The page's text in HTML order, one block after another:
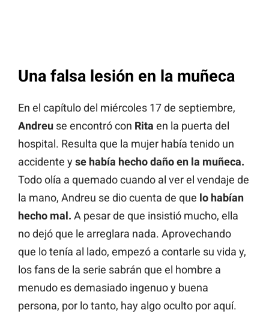
Una falsa lesión en la muñeca
En el capítulo del miércoles 17 de septiembre,
Andreu se encontró con Rita en la puerta del
hospital. Resulta que la mujer había tenido un
accidente y se había hecho daño en la muñeca.
Todo olía a quemado cuando al ver el vendaje de
la mano, Andreu se dio cuenta de que lo habían
hecho mal. A pesar de que insistió mucho, ella
no dejó que le arreglara nada. Aprovechando
que lo tenía al lado, empezó a contarle su vida y,
los fans de la serie sabrán que el hombre a
menudo es demasiado ingenuo y buena
persona, por lo tanto, hay algo oculto por aquí.